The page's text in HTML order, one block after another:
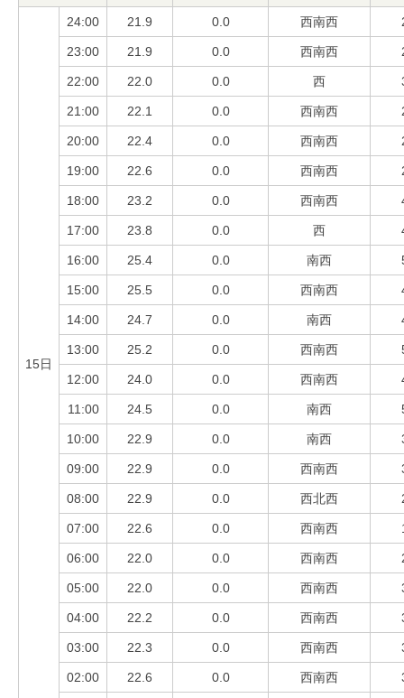
15日
24:00 21.9 0.0 西南西
23:00 21.9 0.0 西南西
22:00 22.0 0.0 西
21:00 22.1 0.0 西南西
20:00 22.4 0.0 西南西
19:00 22.6 0.0 西南西
18:00 23.2 0.0 西南西
17:00 23.8 0.0 西
16:00 25.4 0.0 南西
15:00 25.5 0.0 西南西
14:00 24.7 0.0 南西
13:00 25.2 0.0 西南西
12:00 24.0 0.0 西南西
11:00 24.5 0.0 南西
10:00 22.9 0.0 南西
09:00 22.9 0.0 西南西
08:00 22.9 0.0 西北西
07:00 22.6 0.0 西南西
06:00 22.0 0.0 西南西
05:00 22.0 0.0 西南西
04:00 22.2 0.0 西南西
03:00 22.3 0.0 西南西
02:00 22.6 0.0 西南西